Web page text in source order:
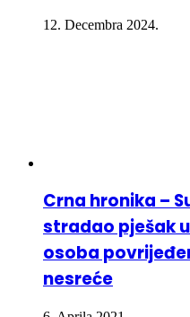
12. Decembra 2024.
Crna hronika –
stradao pješak
osoba
nesreće